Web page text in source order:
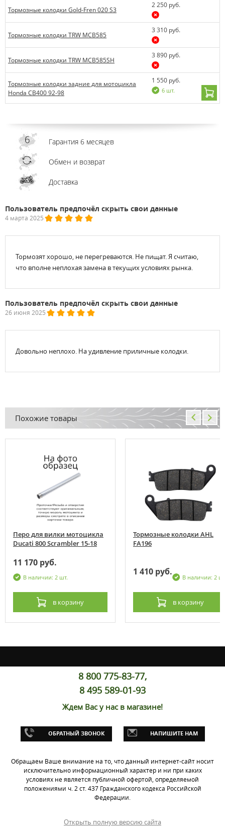
Тормозные колодки Gold-Fren 020 S3
2 250 руб.
Тормозные колодки TRW MCB585
3 310 руб.
Тормозные колодки TRW MCB585SH
3 890 руб.
Тормозные колодки задние для мотоцикла
Honda CB400 92-98
1 550 руб.
6 шт.
Гарантия 6 месяцев
Обмен и возврат
Доставка
Пользователь предпочёл скрыть свои данные
4 марта 2025
Тормозят хорошо, не перегреваются. Не пищат. Я считаю,
что вполне неплохая замена в текущих условиях рынка.
Пользователь предпочёл скрыть свои данные
26 июня 2025
Довольно неплохо. На удивление приличные колодки.
Похожие товары
Перо для вилки мотоцикла
Ducati 800 Scrambler 15-18
11 170 руб.
В наличии: 2 шт.
в корзину
Тормозные колодки AHL
FA196
1 410 руб.
В наличии: 2
в корзину
8 800 775-83-77,
8 495 589-01-93
Ждем Вас у нас в магазине!
ОБРАТНЫЙ ЗВОНОК НАПИШИТЕ НАМ
Обращаем Ваше внимание на то, что данный интернет-сайт носит
исключительно информационный характер и ни при каких
условиях не является публичной офертой, определяемой
положениями ч. 2 ст. 437 Гражданского кодекса Российской
Федерации.
Открыть полную версию сайта